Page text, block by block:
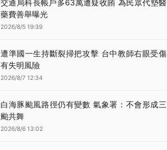
交通局科長帳戶多63萬遭疑收賄 為民眾代墊醫
藥費善舉曝光
2026/8/5 19:39
遭準國一生持斷裂掃把攻擊 台中教師右眼受傷
有失明風險
2026/8/7 12:34
白海豚颱風路徑仍有變數 氣象署：不會形成三
颱共舞
2026/8/6 13:02